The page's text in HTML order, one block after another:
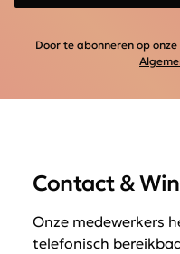
Door te abonneren op
Contact &
Onze medewerkers
telefonisch